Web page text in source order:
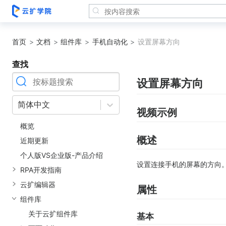
首页 文档 组件库 手机自动化 设置屏幕方向
查找
简体中文
概览
近期更新
个人版VS企业版-产品介绍
RPA开发指南
云扩编辑器
组件库
关于云扩组件库
设置屏幕方向
视频示例
概述
设置连接手机的屏幕的方向
属性
基本